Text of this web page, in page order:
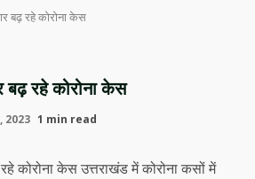
बढ़ रहे कोरोना केस
बढ़ रहे कोरोना केस
2023 1 min read
कोरोना केस उत्तराखंड में कोरोना कसों में